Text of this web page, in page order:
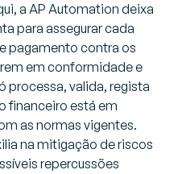
a AP Automation deixa
para assegurar cada
pagamento contra os
em conformidade e
processa, valida, regista
financeiro está em
as normas vigentes.
na mitigação de riscos
repercussões